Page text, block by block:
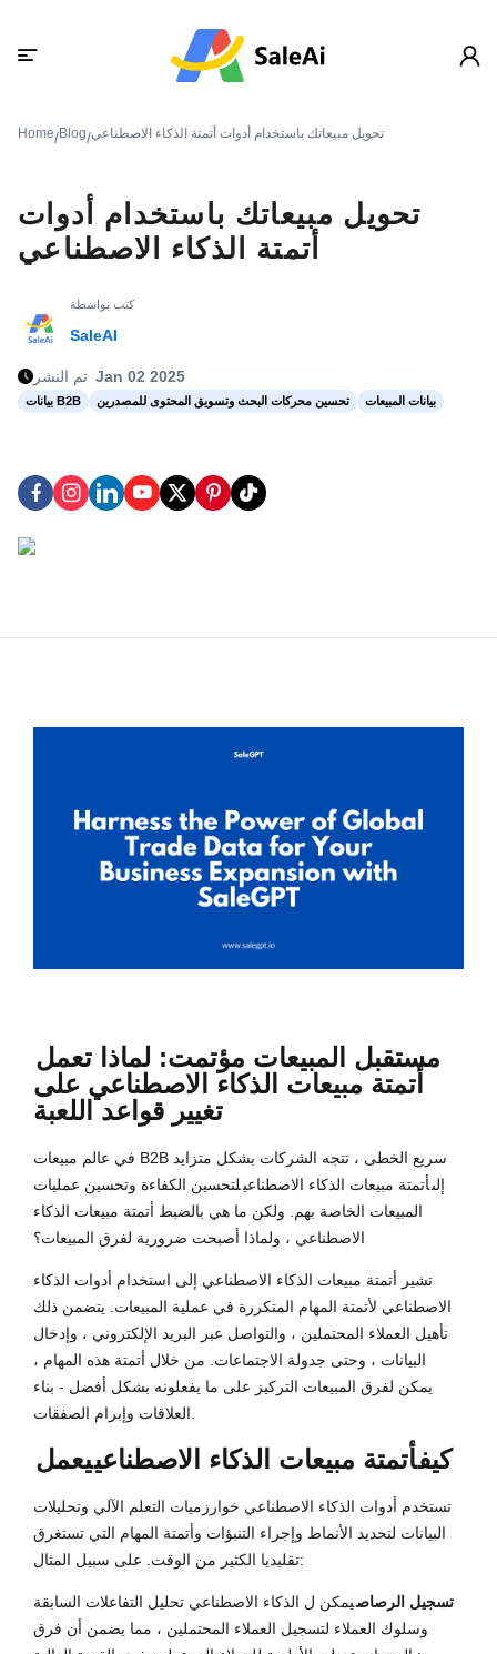
Home/Blog/تحويل مبيعاتك باستخدام أدوات أتمتة الذكاء الاصطناعي
تحويل مبيعاتك باستخدام أدوات
أتمتة الذكاء الاصطناعي
كتب بواسطة
SaleAI
تم النشر Jan 02 2025
بيانات B2B تحسين محركات البحث وتسويق المحتوى للمصدرين بيانات المبيعات
مستقبل المبيعات مؤتمت: لماذا تعمل
أتمتة مبيعات الذكاء الاصطناعي على
تغيير قواعد اللعبة
في عالم مبيعات B2B سريع الخطى ، تتجه الشركات بشكل متزايد
إلىأتمتة مبيعات الذكاء الاصطناعيلتحسين الكفاءة وتحسين عمليات
المبيعات الخاصة بهم. ولكن ما هي بالضبط أتمتة مبيعات الذكاء
الاصطناعي ، ولماذا أصبحت ضرورية لفرق المبيعات؟
تشير أتمتة مبيعات الذكاء الاصطناعي إلى استخدام أدوات الذكاء
الاصطناعي لأتمتة المهام المتكررة في عملية المبيعات. يتضمن ذلك
تأهيل العملاء المحتملين ، والتواصل عبر البريد الإلكتروني ، وإدخال
البيانات ، وحتى جدولة الاجتماعات. من خلال أتمتة هذه المهام ،
يمكن لفرق المبيعات التركيز على ما يفعلونه بشكل أفضل - بناء
العلاقات وإبرام الصفقات.
كيفأتمتة مبيعات الذكاء الاصطناعييعمل
تستخدم أدوات الذكاء الاصطناعي خوارزميات التعلم الآلي وتحليلات
البيانات لتحديد الأنماط وإجراء التنبؤات وأتمتة المهام التي تستغرق
تقليديا الكثير من الوقت. على سبيل المثال:
تسجيل الرصاصيمكن ل الذكاء الاصطناعي تحليل التفاعلات السابقة
وسلوك العملاء لتسجيل العملاء المحتملين ، مما يضمن أن فرق